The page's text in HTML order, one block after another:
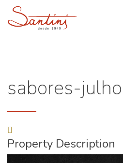
sabores-
Property Description